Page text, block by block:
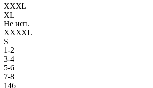
XXXL
XL
Не исп.
XXXXL
S
1-2
3-4
5-6
7-8
146